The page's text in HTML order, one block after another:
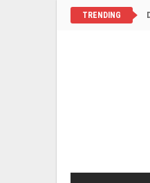
TRENDING